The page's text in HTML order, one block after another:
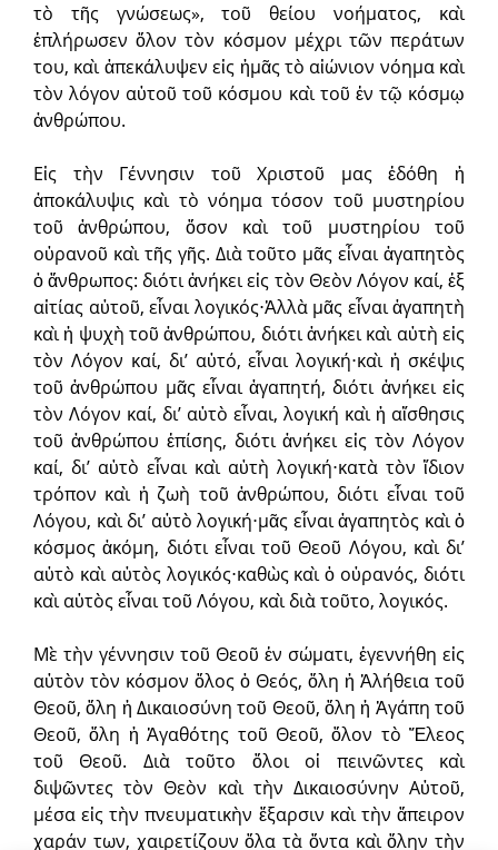
τὸ τῆς γνώσεως», τοῦ θείου νοήματος, καὶ
ἐπλήρωσεν ὅλον τὸν κόσμον μέχρι τῶν περάτων
του, καὶ ἀπεκάλυψεν εἰς ἡμᾶς τὸ αἰώνιον νόημα καὶ
τὸν λόγον αὐτοῦ τοῦ κόσμου καὶ τοῦ ἐν τῷ κόσμῳ
ἀνθρώπου.
Εἰς τὴν Γέννησιν τοῦ Χριστοῦ μας ἐδόθη ἡ
ἀποκάλυψις καὶ τὸ νόημα τόσον τοῦ μυστηρίου
τοῦ ἀνθρώπου, ὅσον καὶ τοῦ μυστηρίου τοῦ
οὐρανοῦ καὶ τῆς γῆς. Διὰ τοῦτο μᾶς εἶναι ἀγαπητὸς
ὁ ἄνθρωπος: διότι ἀνήκει εἰς τὸν Θεὸν Λόγον καί, ἐξ
αἰτίας αὐτοῦ, εἶναι λογικός⋅Ἀλλὰ μᾶς εἶναι ἀγαπητὴ
καὶ ἡ ψυχὴ τοῦ ἀνθρώπου, διότι ἀνήκει καὶ αὐτὴ εἰς
τὸν Λόγον καί, δι’ αὐτό, εἶναι λογική⋅καὶ ἡ σκέψις
τοῦ ἀνθρώπου μᾶς εἶναι ἀγαπητή, διότι ἀνήκει εἰς
τὸν Λόγον καί, δι’ αὐτὸ εἶναι, λογική καὶ ἡ αἴσθησις
τοῦ ἀνθρώπου ἐπίσης, διότι ἀνήκει εἰς τὸν Λόγον
καί, δι’ αὐτὸ εἶναι καὶ αὐτὴ λογική⋅κατὰ τὸν ἴδιον
τρόπον καὶ ἡ ζωὴ τοῦ ἀνθρώπου, διότι εἶναι τοῦ
Λόγου, καὶ δι’ αὐτὸ λογική⋅μᾶς εἶναι ἀγαπητὸς καὶ ὁ
κόσμος ἀκόμη, διότι εἶναι τοῦ Θεοῦ Λόγου, καὶ δι’
αὐτὸ καὶ αὐτὸς λογικός⋅καθὼς καὶ ὁ οὐρανός, διότι
καὶ αὐτὸς εἶναι τοῦ Λόγου, καὶ διὰ τοῦτο, λογικός.
Μὲ τὴν γέννησιν τοῦ Θεοῦ ἐν σώματι, ἐγεννήθη εἰς
αὐτὸν τὸν κόσμον ὅλος ὁ Θεός, ὅλη ἡ Ἀλήθεια τοῦ
Θεοῦ, ὅλη ἡ Δικαιοσύνη τοῦ Θεοῦ, ὅλη ἡ Ἀγάπη τοῦ
Θεοῦ, ὅλη ἡ Ἀγαθότης τοῦ Θεοῦ, ὅλον τὸ Ἔλεος
τοῦ Θεοῦ. Διὰ τοῦτο ὅλοι οἱ πεινῶντες καὶ
διψῶντες τὸν Θεὸν καὶ τὴν Δικαιοσύνην Αὐτοῦ,
μέσα εἰς τὴν πνευματικὴν ἔξαρσιν καὶ τὴν ἄπειρον
χαράν των, χαιρετίζουν ὅλα τὰ ὄντα καὶ ὅλην τὴν